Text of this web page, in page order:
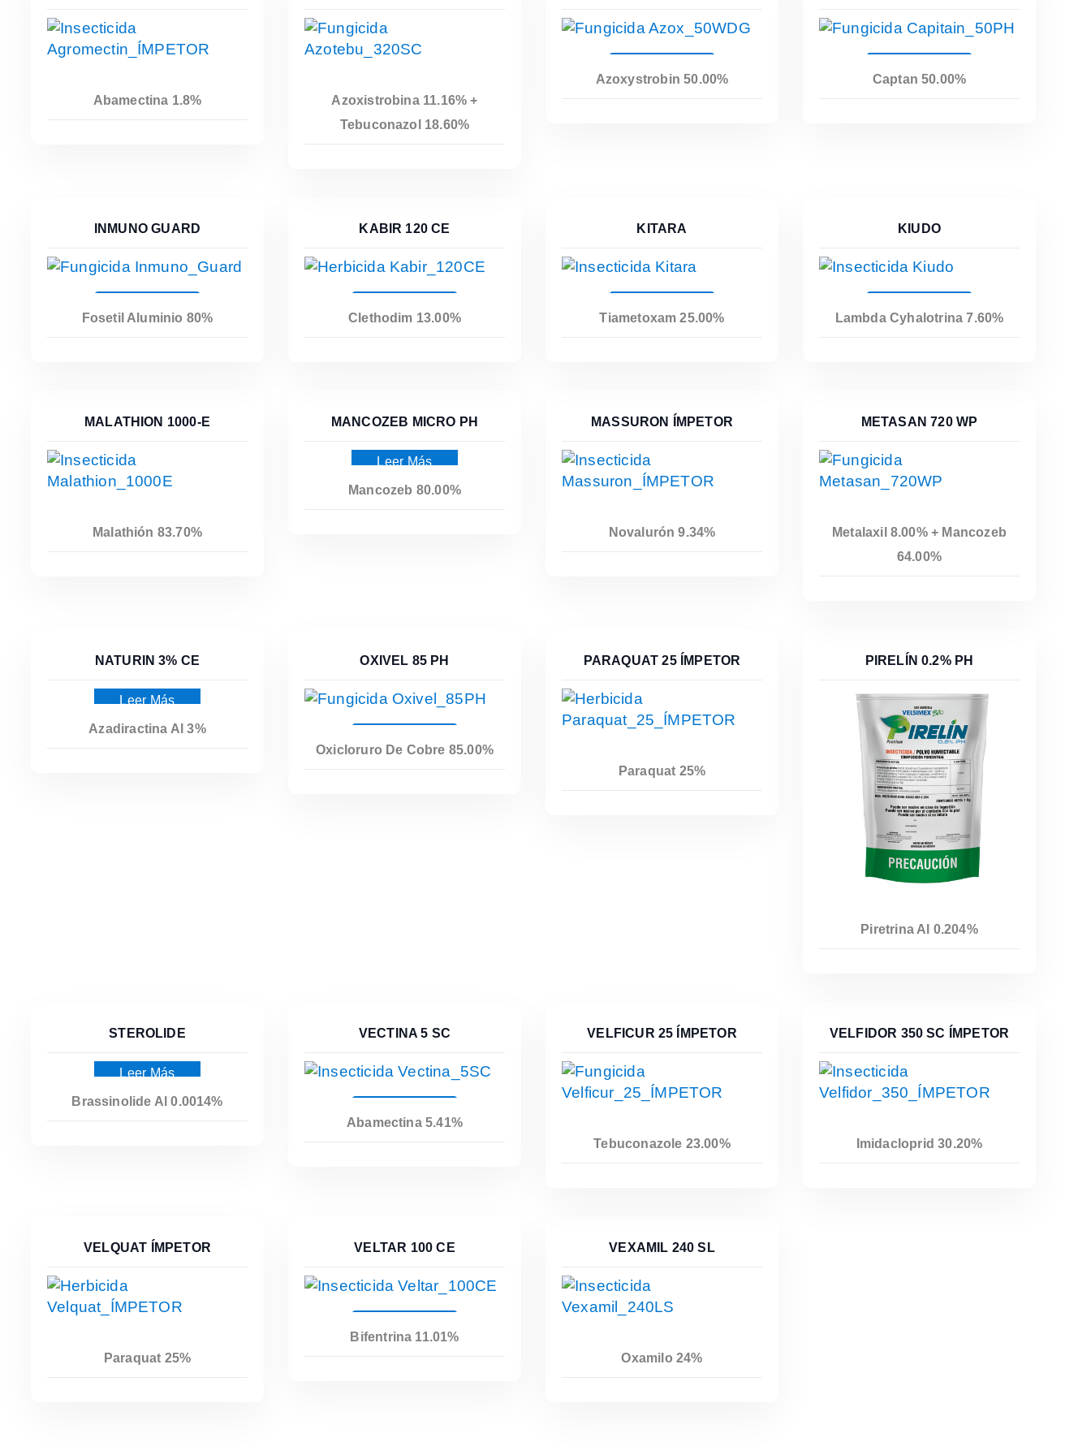
Abamectina 1.8%
Azoxistrobina 11.16% +
Tebuconazol 18.60%
Leer Más
Azoxystrobin 50.00%
Leer Más
Captan 50.00%
INMUNO GUARD
Leer Más
Fosetil Aluminio 80%
KABIR 120 CE
Leer Más
Clethodim 13.00%
KITARA
Leer Más
Tiametoxam 25.00%
KIUDO
Leer Más
Lambda Cyhalotrina 7.60%
MALATHION 1000-E
Malathión 83.70%
MANCOZEB MICRO PH
Leer Más
Mancozeb 80.00%
MASSURON ÍMPETOR
Novalurón 9.34%
METASAN 720 WP
Metalaxil 8.00% + Mancozeb
64.00%
NATURIN 3% CE
Leer Más
Azadiractina Al 3%
OXIVEL 85 PH
Leer Más
Oxicloruro De Cobre 85.00%
PARAQUAT 25 ÍMPETOR
Paraquat 25%
PIRELÍN 0.2% PH
Leer Más
Piretrina Al 0.204%
STEROLIDE
Leer Más
Brassinolide Al 0.0014%
VECTINA 5 SC
Leer Más
Abamectina 5.41%
VELFICUR 25 ÍMPETOR
Tebuconazole 23.00%
VELFIDOR 350 SC ÍMPETOR
Imidacloprid 30.20%
VELQUAT ÍMPETOR
Paraquat 25%
VELTAR 100 CE
Leer Más
Bifentrina 11.01%
VEXAMIL 240 SL
Oxamilo 24%